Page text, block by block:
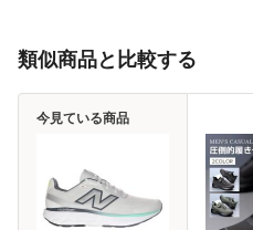
類似商品と比較する
今見ている商品